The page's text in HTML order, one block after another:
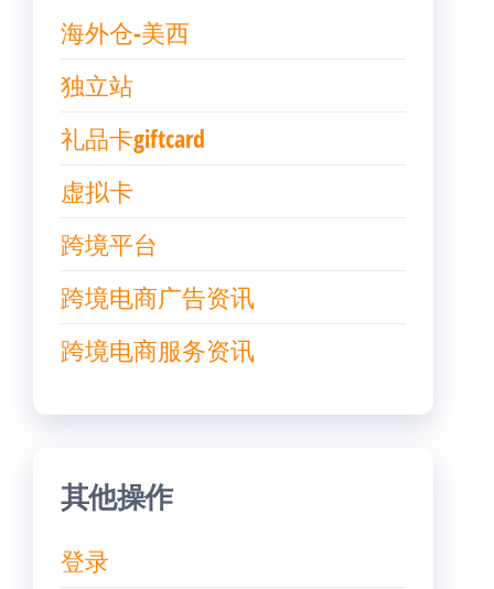
海外仓-美西
独立站
礼品卡giftcard
虚拟卡
跨境平台
跨境电商广告资讯
跨境电商服务资讯
其他操作
登录